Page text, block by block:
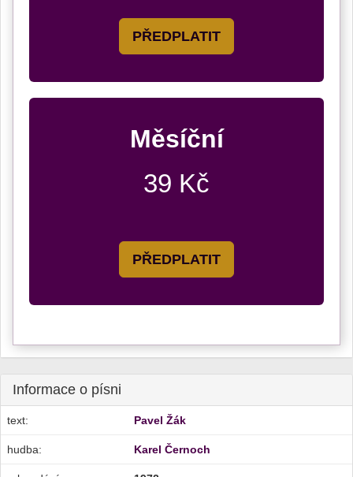
PŘEDPLATIT
Měsíční
39 Kč
PŘEDPLATIT
Informace o písni
text: Pavel Žák
hudba: Karel Černoch